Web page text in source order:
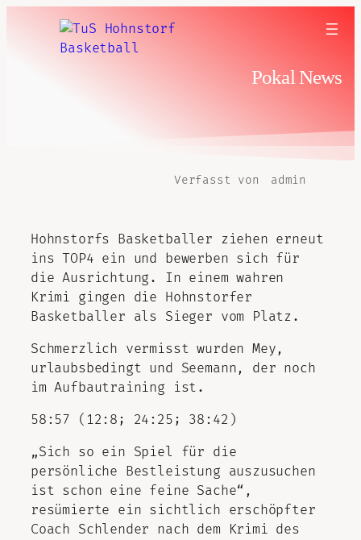
Pokal News
Verfasst von admin
Hohnstorfs Basketballer ziehen erneut
ins TOP4 ein und bewerben sich für
die Ausrichtung. In einem wahren
Krimi gingen die Hohnstorfer
Basketballer als Sieger vom Platz.
Schmerzlich vermisst wurden Mey,
urlaubsbedingt und Seemann, der noch
im Aufbautraining ist.
58:57 (12:8; 24:25; 38:42)
„Sich so ein Spiel für die
persönliche Bestleistung auszusuchen
ist schon eine feine Sache“,
resümierte ein sichtlich erschöpfter
Coach Schlender nach dem Krimi des